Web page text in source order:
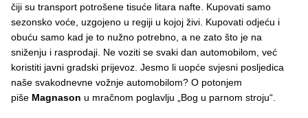
čiji su transport potrošene tisuće litara nafte. Kupovati samo
sezonsko voće, uzgojeno u regiji u kojoj živi. Kupovati odjeću i
obuću samo kad je to nužno potrebno, a ne zato što je na
sniženju i rasprodaji. Ne voziti se svaki dan automobilom, već
koristiti javni gradski prijevoz. Jesmo li uopće svjesni posljedica
naše svakodnevne vožnje automobilom? O potonjem
piše Magnason u mračnom poglavlju „Bog u parnom stroju“.